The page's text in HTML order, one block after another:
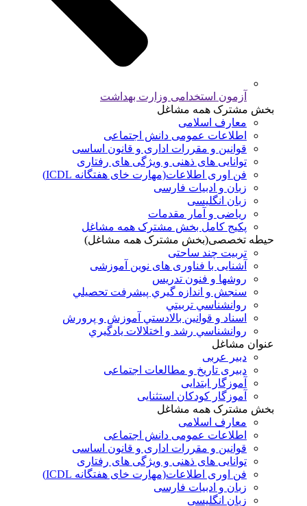
آزمون استخدامی وزارت بهداشت
بخش مشترک همه مشاغل
معارف اسلامی
اطلاعات عمومی دانش اجتماعی
قوانین و مقررات اداری و قانون اساسی
توانایی های ذهنی و ویژگی های رفتاری
فن اوری اطلاعات(مهارت خای هفتگانه ICDL)
زبان و ادبیات فارسی
زبان انگلیسی
ریاضی و آمار مقدمات
پکیج کامل بخش مشترک همه مشاغل
حیطه تخصصی(بخش مشترک همه مشاغل)
تربیت چند ساحتی
آشنایی با فناوری های نوین آموزشی
روشها و فنون تدريس
سنجش و اندازه گيري پيشرفت تحصيلي
روانشناسي تربيتي
اسناد و قوانين بالادستي آموزش و پرورش
روانشناسي رشد و اختلالات يادگيري
عنوان مشاغل
دبير عربی
دبیری تاریخ و مطالعات اجتماعی
آموزگار ابتدایی
آموزگار کودکان استثنایی
بخش مشترک همه مشاغل
معارف اسلامی
اطلاعات عمومی دانش اجتماعی
قوانین و مقررات اداری و قانون اساسی
توانایی های ذهنی و ویژگی های رفتاری
فن اوری اطلاعات(مهارت خای هفتگانه ICDL)
زبان و ادبیات فارسی
زبان انگلیسی